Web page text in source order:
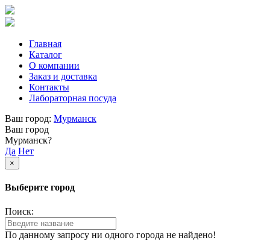
Главная
Каталог
О компании
Заказ и доставка
Контакты
Лабораторная посуда
Ваш город: Мурманск
Ваш город
Мурманск?
Да Нет
×
Выберите город
Поиск:
По данному запросу ни одного города не найдено!